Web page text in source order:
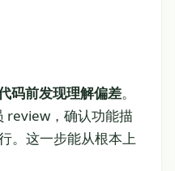
码前发现理解偏差。
review，确认功能描
。这一步能从根本上